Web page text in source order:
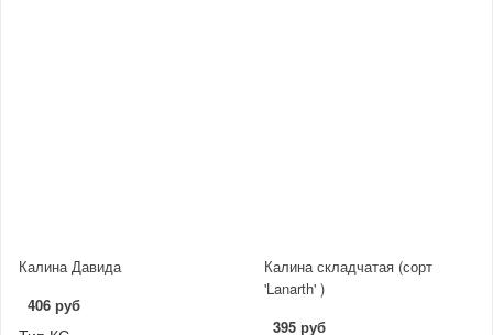
Калина Давида
406 руб
Калина складчатая (сорт
'Lanarth' )
395 руб